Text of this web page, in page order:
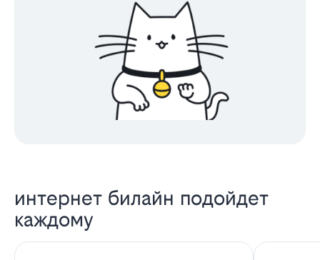
интернет билайн подойдет
каждому